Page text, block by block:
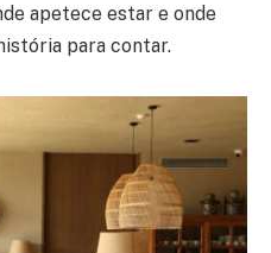
apetece estar e onde
para contar.